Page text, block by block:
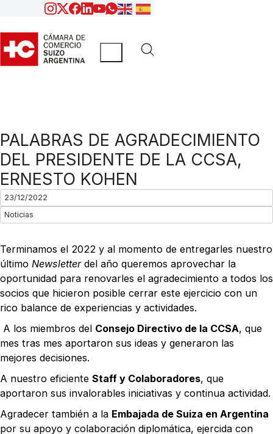
PALABRAS DE AGRADECIMIENTO
DEL PRESIDENTE DE LA CCSA,
ERNESTO KOHEN
23/12/2022
Noticias
Terminamos el 2022 y al momento de entregarles nuestro
último Newsletterdel año queremos aprovechar la
oportunidad para renovarles el agradecimiento a todos los
socios que hicieron posible cerrar este ejercicio con un
rico balance de experiencias y actividades.
A los miembros del Consejo Directivo de la CCSA, que
mes tras mes aportaron sus ideas y generaron las
mejores decisiones.
A nuestro eficiente Staff y Colaboradores, que
aportaron sus invalorables iniciativas y continua actividad.
Agradecer también a la Embajada de Suiza en Argentina
por su apoyo y colaboración diplomática, ejercida con